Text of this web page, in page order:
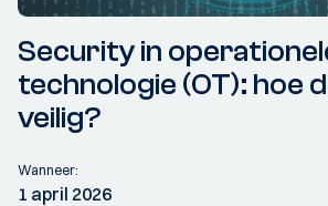
Security in
technologie (OT): hoe
veilig?
Wanneer:
1 april 2026